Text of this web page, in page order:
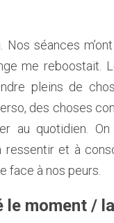
Nos séances
me reboostait.
pleins de
des choses
au quotidien. On
ressentir et à
face à nos peurs.
le moment /